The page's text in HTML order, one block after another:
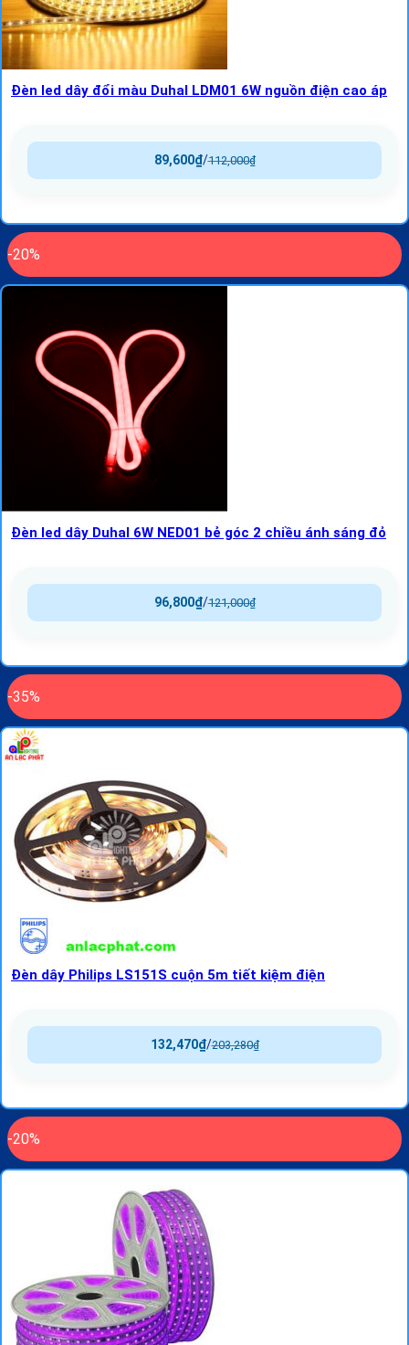
Đèn led dây đổi màu Duhal LDM01 6W nguồn điện cao áp
112,000₫
/
89,600₫
-20%
Đèn led dây Duhal 6W NED01 bẻ góc 2 chiều ánh sáng đỏ
121,000₫
/
96,800₫
-35%
Đèn dây Philips LS151S cuộn 5m tiết kiệm điện
203,280₫
/
132,470₫
-20%